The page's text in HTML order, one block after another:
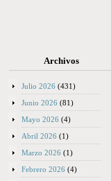
Archivos
Julio 2026 (431)
Junio 2026 (81)
Mayo 2026 (4)
Abril 2026 (1)
Marzo 2026 (1)
Febrero 2026 (4)